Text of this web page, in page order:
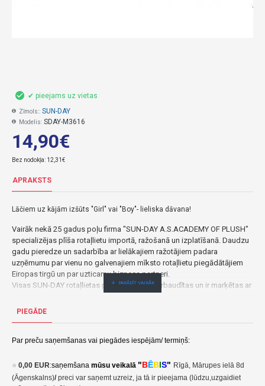
14,90€
Bez nodokļa: 12,31€
✔ pieejams uz vietas
Zīmols:: SUN-DAY
Modelis: SDAY-M3616
APRAKSTS
Lāčiem uz kājām izšūts "Girl" vai "Boy"- lieliska dāvana!
Vairāk nekā 25 gadus poļu firma "SUN-DAY A.S.ACADEMY OF PLUSH"
specializējas plīša rotaļlietu importā, ražošanā un izplatīšanā. Daudzu
gadu pieredze un sadarbība ar lielākajiem ražotājiem padara
uzņēmumu par vienu no galvenajiem mīksto rotaļlietu piegādātājiem
Eiropas tirgū un par uzticamu biznesa partneri.
Visas SUN-DAY rotaļlietas periodiski tiek pārbaudītas un ir marķētas ar
direktīvām.
drošībai un pievilcīgai cenai.
PIEGĀDE
Par preču saņemšanas vai piegādes iespējām/ termiņš:
⭐ 0,00 EUR:saņemšana mūsu veikalā "BĒBIS" Rīgā, Mārupes ielā 8d
(Āgenskalns)/preci var saņemt uzreiz, ja tā ir pieejama (lūdzu,uzgaidiet